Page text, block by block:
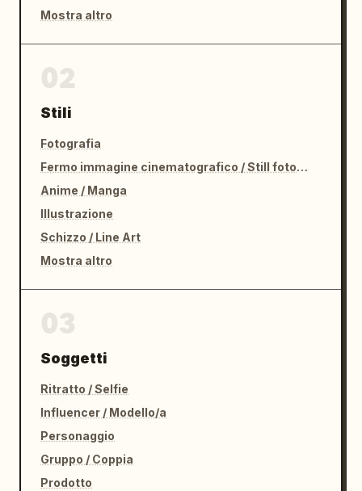
Mostra altro
Stili
Fotografia
Fermo immagine cinematografico / Still fotografico
Anime / Manga
Illustrazione
Schizzo / Line Art
Mostra altro
Soggetti
Ritratto / Selfie
Influencer / Modello/a
Personaggio
Gruppo / Coppia
Prodotto